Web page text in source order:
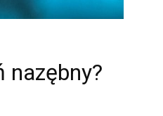
nazębny?